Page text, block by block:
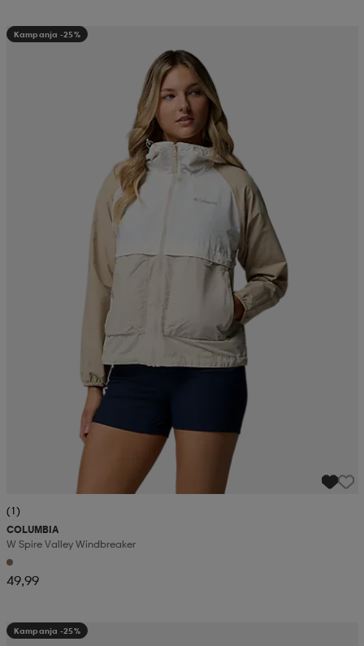
Kampanja -25%
(1)
COLUMBIA
W Spire Valley Windbreaker
49,99
Kampanja -25%